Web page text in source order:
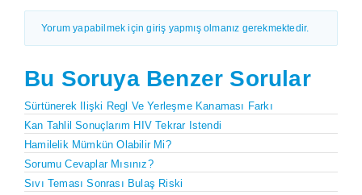
Yorum yapabilmek için giriş yapmış olmanız gerekmektedir.
Bu Soruya Benzer Sorular
Sürtünerek Ilişki Regl Ve Yerleşme Kanaması Farkı
Kan Tahlil Sonuçlarım HIV Tekrar Istendi
Hamilelik Mümkün Olabilir Mi?
Sorumu Cevaplar Mısınız?
Sıvı Teması Sonrası Bulaş Riski